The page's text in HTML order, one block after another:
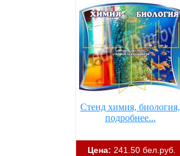
Стенд химия, биология,
подробнее...
Цена: 241.50 бел.руб.